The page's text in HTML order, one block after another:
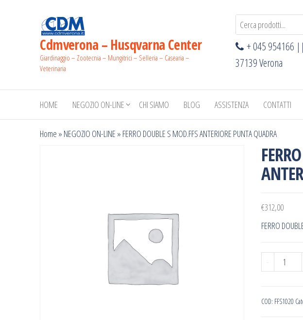
Cdmverona – Husqvarna Center
Giardinaggio – Zootecnia – Mungitrici – Selleria – Casearia –
Veterinaria
+ 045 954166
37139 Verona
HOME NEGOZIO ON-LINE CHI SIAMO BLOG ASSISTENZA CONTATTI
Home » NEGOZIO ON-LINE » FERRO DOUBLE S MOD.FFS ANTERIORE PUNTA QUADRA
€312,00
FERRO
-
FERRO
DOUBLE
COD: FFS1020